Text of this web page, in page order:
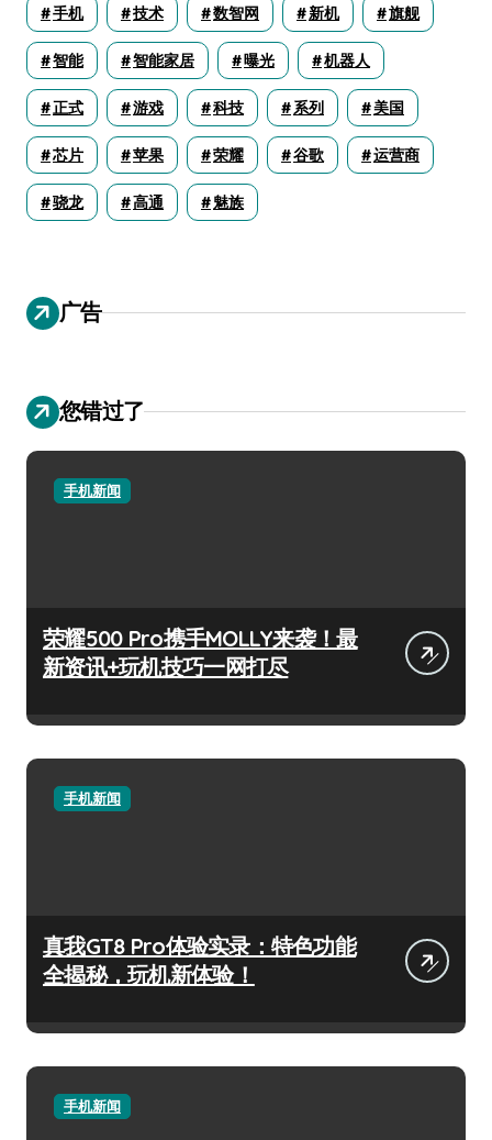
手机 技术 数智网 新机 旗舰
智能 智能家居 曝光 机器人
正式 游戏 科技 系列 美国
芯片 苹果 荣耀 谷歌 运营商
骁龙 高通 魅族
广告
您错过了
手机新闻
荣耀500 Pro携手MOLLY来袭！最
新资讯+玩机技巧一网打尽
手机新闻
真我GT8 Pro体验实录：特色功能
全揭秘，玩机新体验！
手机新闻